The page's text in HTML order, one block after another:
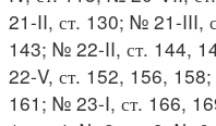
21-II, ст. 130; № 21-III,
143; № 22-II, ст. 144,
22-V, ст. 152, 156,
161; № 23-I, ст. 166,